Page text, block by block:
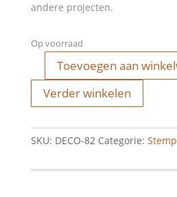
andere projecten.
Op voorraad
Stempel
for
aantal
Toevoegen aan
Verder winkelen
SKU: DECO-82 Categorie: